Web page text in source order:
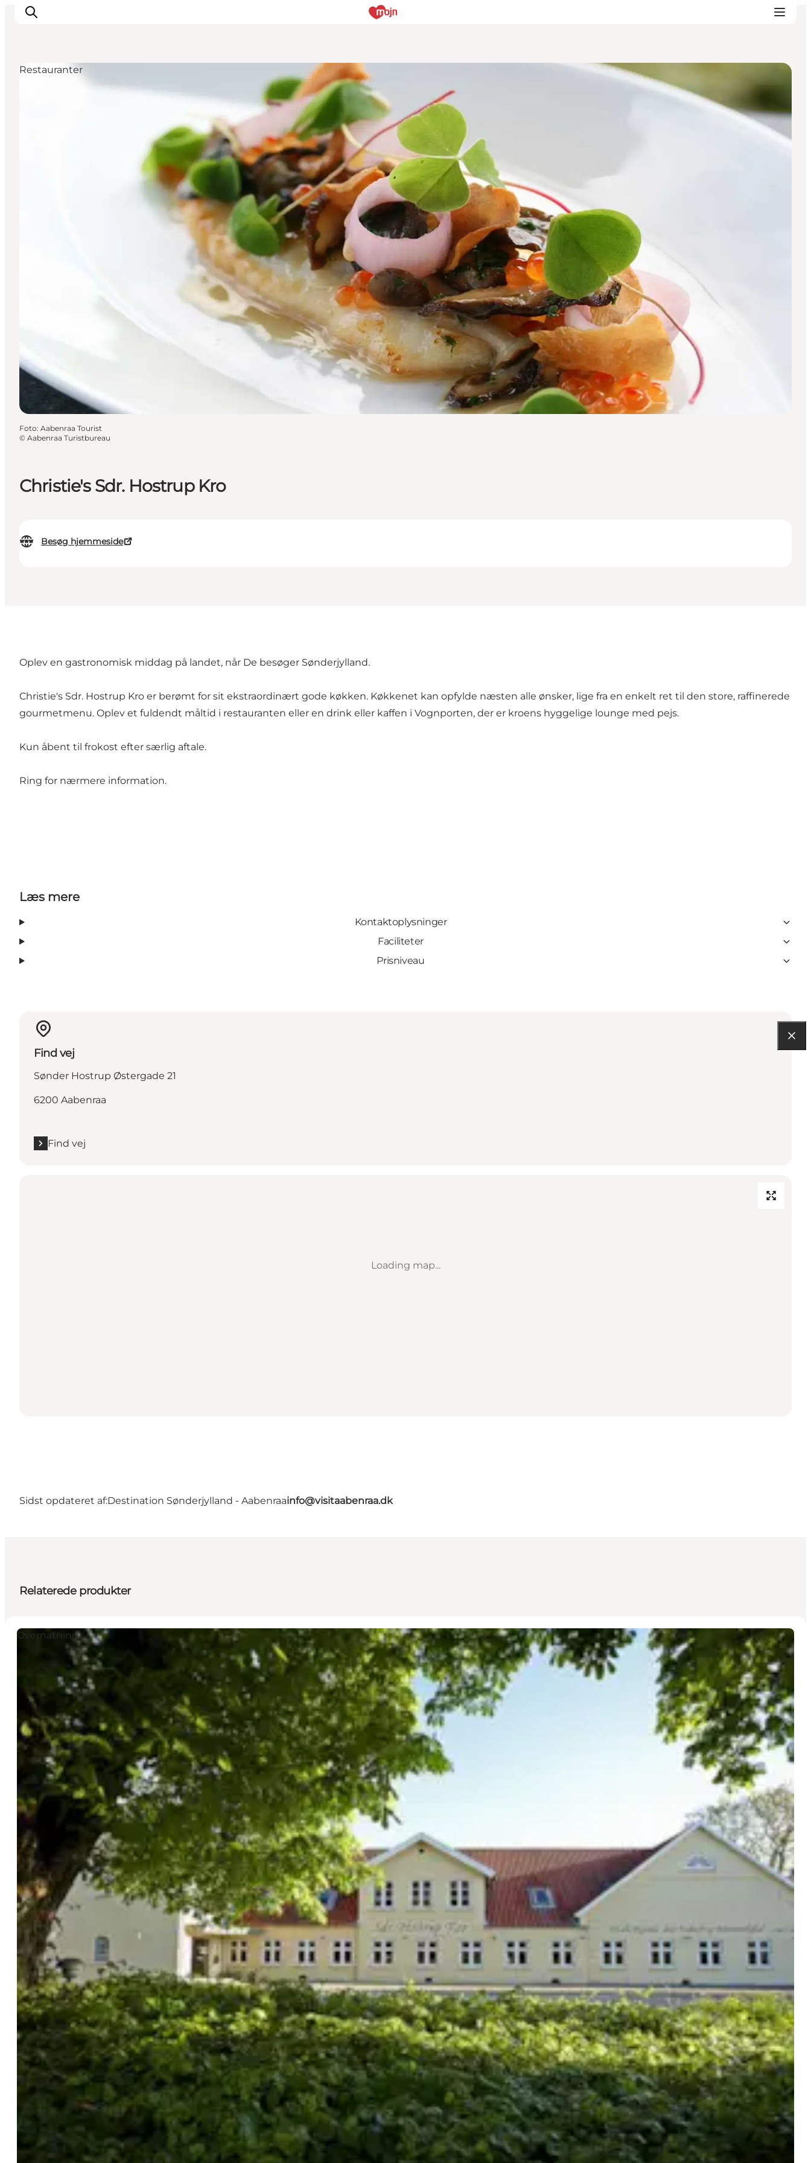
Christie's Sdr. Hostrup Kro
Besøg hjemmeside
Restauranter
Foto: Aabenraa Tourist
© Aabenraa Turistbureau
Oplev en gastronomisk middag på landet, når De besøger Sønderjylland.
Christie's Sdr. Hostrup Kro er berømt for sit ekstraordinært gode køkken. Køkkenet kan opfylde næsten alle ønsker, lige fra en enkelt ret til den store, raffinerede
gourmetmenu. Oplev et fuldendt måltid i restauranten eller en drink eller kaffen i Vognporten, der er kroens hyggelige lounge med pejs.
Kun åbent til frokost efter særlig aftale.
Ring for nærmere information.
Læs mere
Kontaktoplysninger
Faciliteter
Prisniveau
Find vej
Sønder Hostrup Østergade 21
6200 Aabenraa
Find vej
Loading map...
Sidst opdateret af:Destination Sønderjylland - Aabenraainfo@visitaabenraa.dk
Relaterede produkter
Overnatning